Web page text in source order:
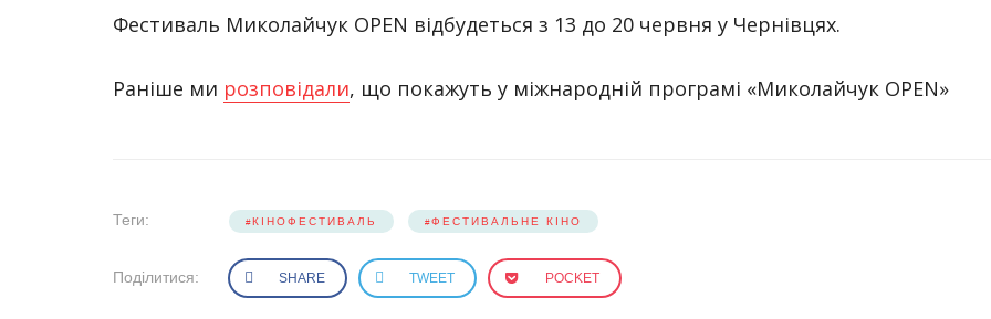
Фестиваль Миколайчук OPEN відбудеться з 13 до 20 червня у Чернівцях.
Раніше ми розповідали, що покажуть у міжнародній програмі «Миколайчук OPEN»
Теги: КІНОФЕСТИВАЛЬ ФЕСТИВАЛЬНЕ КІНО
Поділитися: SHARE TWEET POCKET